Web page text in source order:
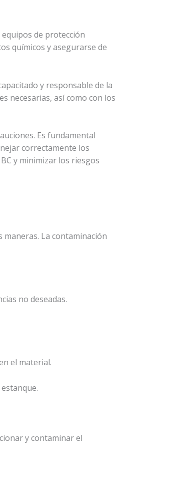
de protección
químicos y asegurarse de
y responsable de la
necesarias, así como con los
Es fundamental
correctamente los
y minimizar los riesgos
La contaminación
no deseadas.
el material.
y contaminar el